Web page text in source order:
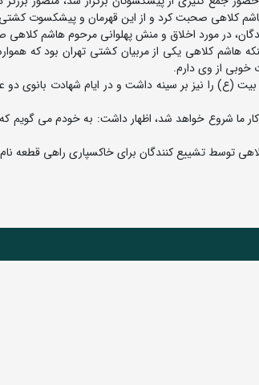
کلاهی صحبت کرد و از این قهرمان و پیشکسوت کشتی
در مورد اخلاق و منش پهلوانی مرحوم هاشم
هاشم کلاهی یکی از مربیان کشتی تهران بود که
خوبی از وی دارم.
(ع) را نیز بر سینه داشت و در ایام شهادت بانوی دو
ما شروع خواهد شد، اظهار داشت: به خودم می گویم که
توسط تشییع کنندگان برای خاکسپاری راهی قطعه